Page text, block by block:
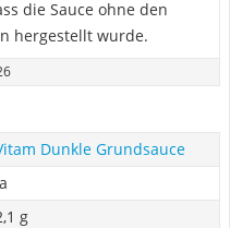
die Sauce ohne den
hergestellt wurde.
Dunkle Grundsauce
g